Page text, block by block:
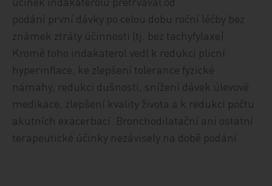
podání první dávky po celou dobu roční léčby bez
známek ztráty účinnosti (tj. bez tachyfylaxe).
Kromě toho indakaterol vedl k redukci plicní
hyperinflace, ke zlepšení tolerance fyzické
námahy, redukci dušnosti, snížení dávek úlevové
medikace, zlepšení kvality života a k redukci počtu
akutních exacerbací. Bronchodilatační ani ostatní
terapeutické účinky nezávisely na době podání.